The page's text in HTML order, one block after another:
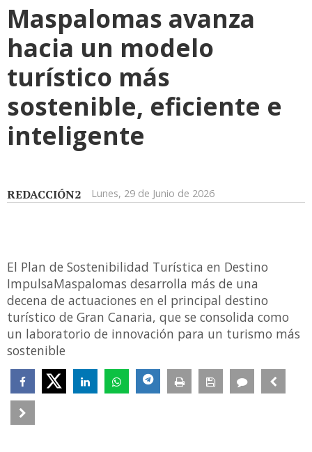
Maspalomas avanza
hacia un modelo
turístico más
sostenible, eficiente e
inteligente
REDACCIÓN2 Lunes, 29 de Junio de 2026
El Plan de Sostenibilidad Turística en Destino
ImpulsaMaspalomas desarrolla más de una
decena de actuaciones en el principal destino
turístico de Gran Canaria, que se consolida como
un laboratorio de innovación para un turismo más
sostenible